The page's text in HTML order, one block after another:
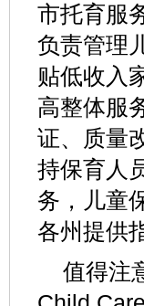
市托育服
负责管理
贴低收入
高整体服
证、质量
持保育人
务，儿童
各州提供
值得注